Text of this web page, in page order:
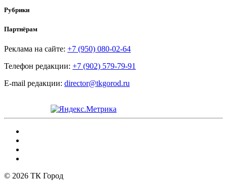
Рубрики
Партнёрам
Реклама на сайте: +7 (950) 080-02-64
Телефон редакции: +7 (902) 579-79-91
E-mail редакции: director@tkgorod.ru
© 2026 ТК Город